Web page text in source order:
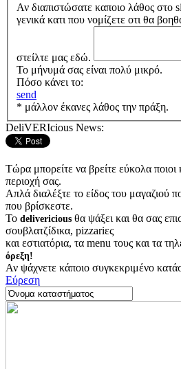
Αν διαπιστώσατε καποιο λάθος στο
γενικά κατι που νομίζετε οτι θα
στείλτε μας εδώ.
Το μήνυμά σας είναι πολύ μικρό.
Πόσο κάνει το:
send
* μάλλον έκανες λάθος την πράξη.
DeliVERIcious News:
Τώρα μπορείτε να βρείτε εύκολα ποιοι
περιοχή σας.
Απλά διαλέξτε το είδος του μαγαζιού
που βρίσκεστε.
Το delivericious θα ψάξει και θα σας
σουβλατζίδικα, pizzariες
και εστιατόρια, τα menu τους και τα
όρεξη!
Αν ψάχνετε κάποιο συγκεκριμένο
Εύρεση